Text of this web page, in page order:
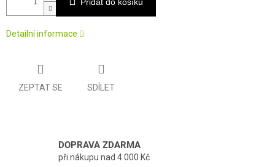
Přidat do košíku
Detailní informace
ZEPTAT SE SDÍLET
DOPRAVA ZDARMA
při nákupu nad 4 000 Kč